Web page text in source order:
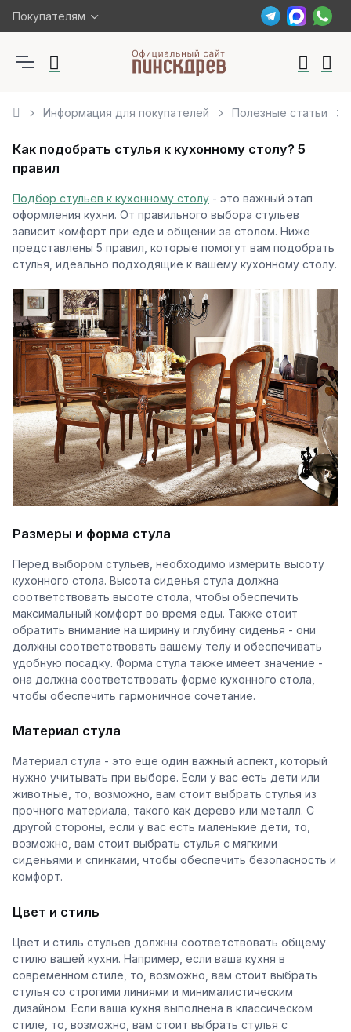
Покупателям
Информация для покупателей Полезные статьи
Как подобрать стулья к кухонному столу? 5
правил
Подбор стульев к кухонному столу - это важный этап
оформления кухни. От правильного выбора стульев
зависит комфорт при еде и общении за столом. Ниже
представлены 5 правил, которые помогут вам подобрать
стулья, идеально подходящие к вашему кухонному столу.
Размеры и форма стула
Перед выбором стульев, необходимо измерить высоту
кухонного стола. Высота сиденья стула должна
соответствовать высоте стола, чтобы обеспечить
максимальный комфорт во время еды. Также стоит
обратить внимание на ширину и глубину сиденья - они
должны соответствовать вашему телу и обеспечивать
удобную посадку. Форма стула также имеет значение -
она должна соответствовать форме кухонного стола,
чтобы обеспечить гармоничное сочетание.
Материал стула
Материал стула - это еще один важный аспект, который
нужно учитывать при выборе. Если у вас есть дети или
животные, то, возможно, вам стоит выбрать стулья из
прочного материала, такого как дерево или металл. С
другой стороны, если у вас есть маленькие дети, то,
возможно, вам стоит выбрать стулья с мягкими
сиденьями и спинками, чтобы обеспечить безопасность и
комфорт.
Цвет и стиль
Цвет и стиль стульев должны соответствовать общему
стилю вашей кухни. Например, если ваша кухня в
современном стиле, то, возможно, вам стоит выбрать
стулья со строгими линиями и минималистическим
дизайном. Если ваша кухня выполнена в классическом
стиле, то, возможно, вам стоит выбрать стулья с